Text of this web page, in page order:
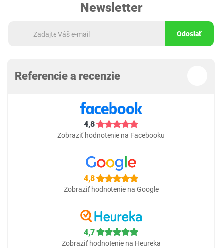
Newsletter
Odoslať
Referencie a recenzie
4,8
Zobraziť hodnotenie na Facebooku
4,8
Zobraziť hodnotenie na Google
4,7
Zobraziť hodnotenie na Heureka